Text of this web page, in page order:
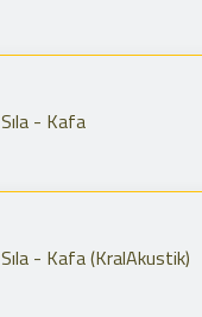
Sıla - Kafa
Sıla - Kafa (KralAkustik)